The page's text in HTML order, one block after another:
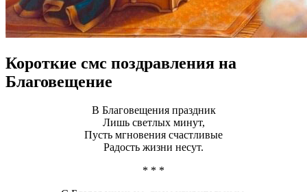
Короткие смс поздравления на
Благовещение
В Благовещения праздник
Лишь светлых минут,
Пусть мгновения счастливые
Радость жизни несут.
* * *